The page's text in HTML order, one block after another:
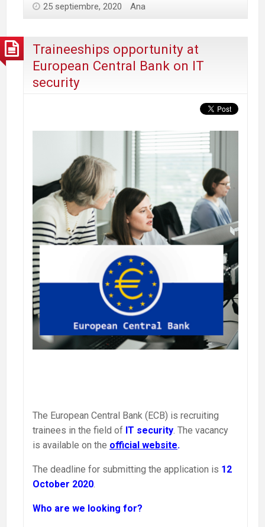
25 septiembre, 2020 Ana
Traineeships opportunity at
European Central Bank on IT
security
The European Central Bank (ECB) is recruiting
trainees in the field of IT security . The vacancy
is available on the official website.
The deadline for submitting the application is 12
October 2020
Who are we looking for?